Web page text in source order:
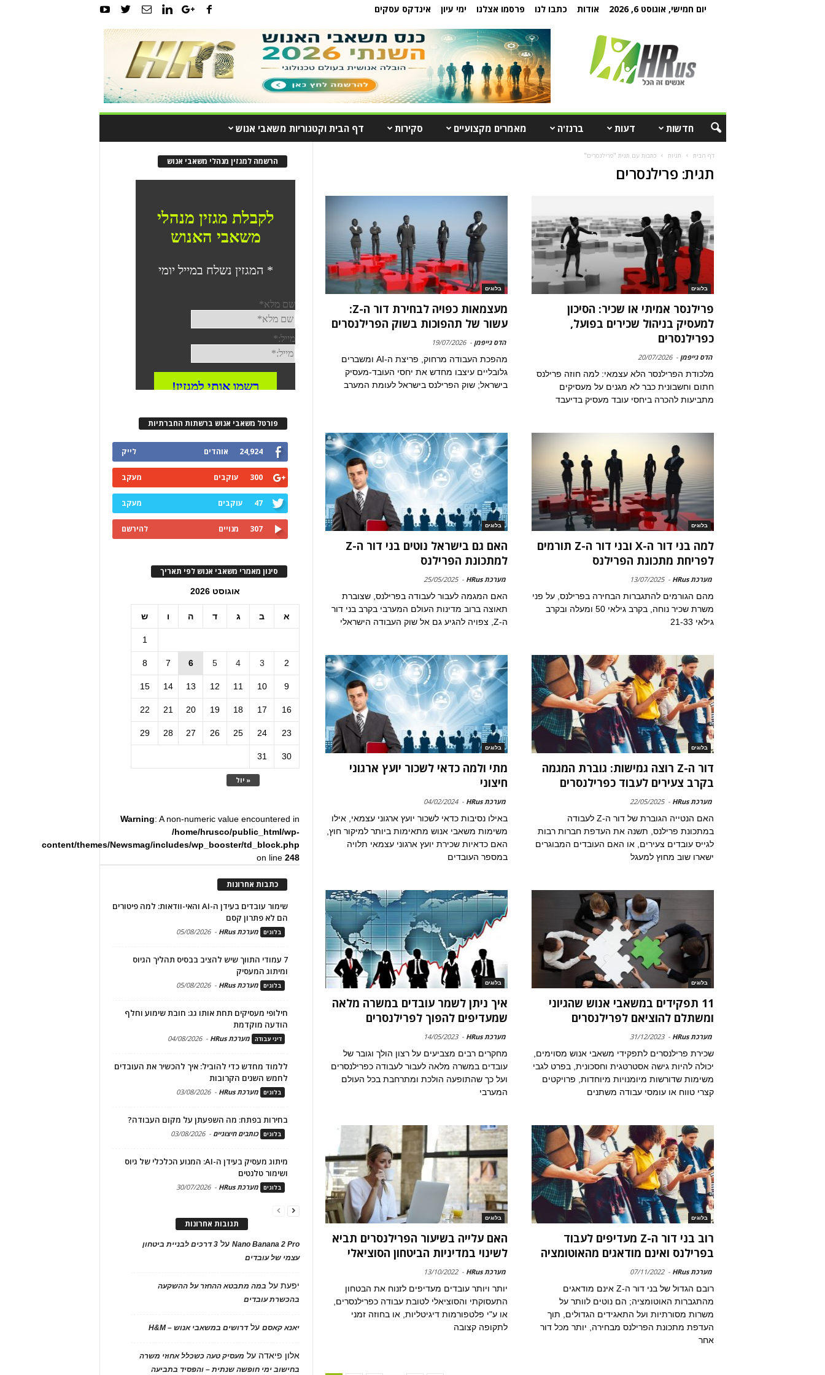
יום חמישי, אוגוסט 6, 2026 אודות כתבו לנו פרסמו אצלנו ימי עיון אינדקס עסקים
חדשות דעות ברנז'ה מאמרים מקצועיים סקירות דף הבית וקטגוריות משאבי אנוש
דף הבית תגיות כתבות עם תגית "פרילנסרים"
תגית: פרילנסרים
בלוגים
פרילנסר אמיתי או שכיר: הסיכון
למעסיק בניהול שכירים בפועל,
כפרילנסרים
הדס גייפמן -
20/07/2026
מלכודת הפרילנסר הלא עצמאי: למה חוזה פרילנס
חתום וחשבונית כבר לא מגנים על מעסיקים
מתביעות להכרה ביחסי עובד מעסיק בדיעבד
בלוגים
מעצמאות כפויה לבחירת דור ה-Z:
עשור של תהפוכות בשוק הפרילנסרים
הדס גייפמן -
19/07/2026
מהפכת העבודה מרחוק, פריצת ה-AI ומשברים
גלובליים עיצבו מחדש את יחסי העובד-מעסיק
בישראל; שוק הפרילנס בישראל לעומת המערב
בלוגים
למה בני דור ה-X ובני דור ה-Z תורמים
לפריחת מתכונת הפרילנס
מערכת HRus -
13/07/2025
מהם הגורמים להתגברות הבחירה בפרילנס, על פני
משרת שכיר נוחה, בקרב גילאי 50 ומעלה ובקרב
גילאי 21-33
בלוגים
האם גם בישראל נוטים בני דור ה-Z
למתכונת הפרילנס
מערכת HRus -
25/05/2025
האם המגמה לעבור לעבודה בפרילנס, שצוברת
תאוצה ברוב מדינות העולם המערבי בקרב בני דור
ה-Z, צפויה להגיע גם אל שוק העבודה הישראלי
בלוגים
דור ה-Z רוצה גמישות: גוברת המגמה
בקרב צעירים לעבוד כפרילנסרים
מערכת HRus -
22/05/2025
האם הנטייה הגוברת של דור ה-Z לעבודה
במתכונת פרילנס, תשנה את העדפת חברות רבות
לגייס עובדים צעירים, או האם העובדים המבוגרים
ישארו שוב מחוץ למעגל
בלוגים
מתי ולמה כדאי לשכור יועץ ארגוני
חיצוני
מערכת HRus -
04/02/2024
באילו נסיבות כדאי לשכור יועץ ארגוני עצמאי, אילו
משימות משאבי אנוש מתאימות ביותר למיקור חוץ,
האם כדאיות שכירת יועץ ארגוני עצמאי תלויה
במספר העובדים
בלוגים
11 תפקידים במשאבי אנוש שהגיוני
ומשתלם להוציאם לפרילנסרים
מערכת HRus -
31/12/2023
שכירת פרילנסרים לתפקידי משאבי אנוש מסוימים,
יכולה להיות גישה אסטרטגית וחסכונית, בפרט לגבי
משימות שדורשות מיומנויות מיוחדות, פרויקטים
קצרי טווח או עומסי עבודה משתנים
בלוגים
איך ניתן לשמר עובדים במשרה מלאה
שמעדיפים להפוך לפרילנסרים
מערכת HRus -
14/05/2023
מחקרים רבים מצביעים על רצון הולך וגובר של
עובדים במשרה מלאה לעבור לעבודה כפרילנסרים
ועל כך שהתופעה הולכת ומתרחבת בכל העולם
המערבי
בלוגים
רוב בני דור ה-Z מעדיפים לעבוד
בפרילנס ואינם מודאגים מהאוטומציה
מערכת HRus -
07/11/2022
רובם הגדול של בני דור ה-Z אינם מודאגים
מהתגברות האוטומציה; הם נוטים לוותר על
משרות מסורתיות ועל התאגידים הגדולים, תוך
העדפת מתכונת הפרילנס מבחירה, יותר מכל דור
אחר
בלוגים
האם עלייה בשיעור הפרילנסרים תביא
לשינוי במדיניות הביטחון הסוציאלי
מערכת HRus -
13/10/2022
יותר ויותר עובדים מעדיפים לזנוח את הבטחון
התעסוקתי והסוציאלי לטובת עבודה כפרילנסרים,
או ע"י פלטפורמות דיגיטליות, או בחוזה זמני
לתקופה קצובה
הרשמה למגזין מנהלי משאבי אנוש
פורטל משאבי אנוש ברשתות החברתיות
24,924 אוהדים לייק
300 עוקבים מעקב
47 עוקבים מעקב
307 מנויים להירשם
סינון מאמרי משאבי אנוש לפי תאריך
אוגוסט 2026
א ב ג ד ה ו ש
« יול
1
2
3
4
5
6
7
8
9
10
11
12
13
14
15
16
17
18
19
20
21
22
23
24
25
26
27
28
29
30
31
Warning: A non-numeric value encountered in
/home/hrusco/public_html/wp-
content/themes/Newsmag/includes/wp_booster/td_block.php
on line248
כתבות אחרונות
שימור עובדים בעידן ה-AI והאי-וודאות: למה פיטורים
הם לא פתרון קסם
בלוגים מערכת HRus -
05/08/2026
7 עמודי התווך שיש להציב בבסיס תהליך הגיוס
ומיתוג המעסיק
בלוגים מערכת HRus -
05/08/2026
חילופי מעסיקים תחת אותו גג: חובת שימוע וחלף
הודעה מוקדמת
דיני עבודה מערכת HRus -
04/08/2026
ללמוד מחדש כדי להוביל: איך להכשיר את העובדים
לחמש השנים הקרובות
בלוגים מערכת HRus -
03/08/2026
בחירות בפתח: מה השפעתן על מקום העבודה?
בלוגים כותבים חיצוניים -
03/08/2026
מיתוג מעסיק בעידן ה-AI: המנוע הכלכלי של גיוס
ושימור טלנטים
בלוגים מערכת HRus -
30/07/2026
תגובות אחרונות
Nano Banana 2 Proעל
3 דרכים לבניית ביטחון
עצמי של עובדים
יפעתעל במה מתבטא ההחזר על ההשקעה
בהכשרת עובדים
יאנא קאסםעלדרושים במשאבי אנוש – H&M
אלון פיאדה על מעסיק טעה כשכלל אחוזי משרה
בחישוב ימי חופשה שנתית – והפסיד בתביעה